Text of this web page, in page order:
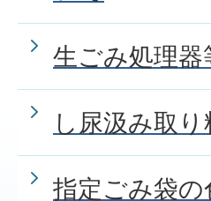
生ごみ処理器
し尿汲み取
指定ごみ袋